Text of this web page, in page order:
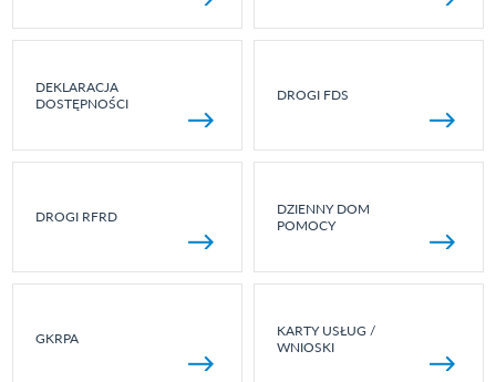
DEKLARACJA
DOSTĘPNOŚCI
DROGI FDS
DROGI RFRD
DZIENNY DOM
POMOCY
GKRPA
KARTY USŁUG /
WNIOSKI